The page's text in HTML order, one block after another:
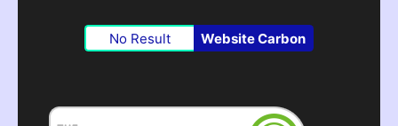
No Result Website Carbon